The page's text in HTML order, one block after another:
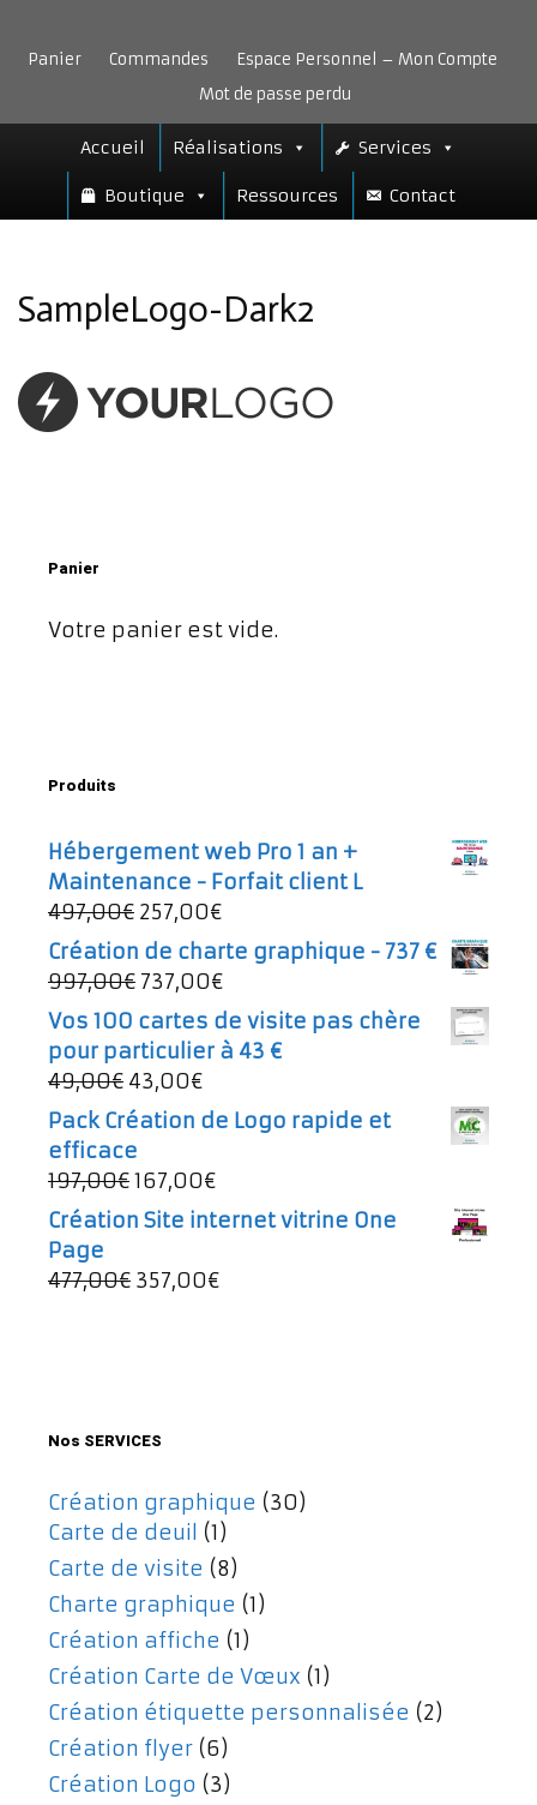
contenu
Panier Commandes
Espace Personnel – Mon Compte
Mot de passe perdu
Accueil Réalisations Services
Boutique Ressources Contact
SampleLogo-Dark2
Panier
Votre panier est vide.
Produits
Hébergement web Pro 1 an +
Maintenance - Forfait client L
497,00€ Le
prix
initial
était :
497,00€.
257,00€Le
prix
actuel
257,00€.
Création de charte graphique - 737 €
997,00€ Le
prix
initial
était :
997,00€.
737,00€Le
prix
actuel
Vos 100 cartes de visite pas chère
pour particulier à 43 €
49,00€ Le
prix
initial
était :
49,00€.
43,00€Le
prix
actuel
est :
Pack Création de Logo rapide et
efficace
197,00€Le
prix
était :
197,00€.
167,00€Le
prix
est :
Création Site internet vitrine One
Page
477,00€ Le
357,00€Le
Nos SERVICES
Création graphique (30)
Carte de deuil (1)
Carte de visite (8)
Charte graphique (1)
Création affiche (1)
Création Carte de Vœux (1)
Création étiquette personnalisée (2)
Création flyer (6)
Création Logo (3)